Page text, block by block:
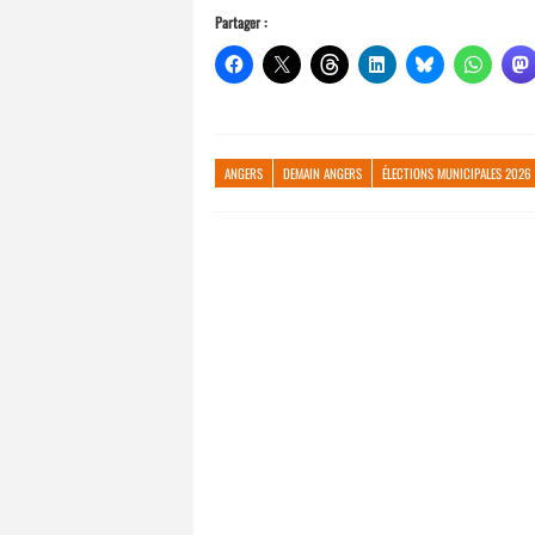
Partager :
ANGERS DEMAIN ANGERS ÉLECTIONS MUNICIPALES 2026